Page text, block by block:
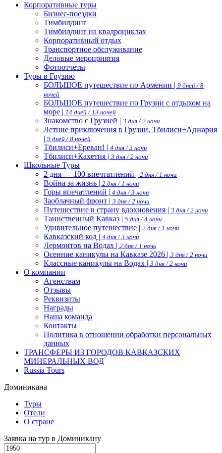
Корпоративные туры
Бизнес-поездки
Тимбилдинг
Тимбилдинг на квадроциклах
Корпоративный отдых
Транспортное обслуживание
Деловые мероприятия
Фотоотчеты
Туры в Грузию
БОЛЬШОЕ путешествие по Армении | 9 дней / 8
ночей
БОЛЬШОЕ путешествие по Грузии с отдыхом на
море | 14 дней / 13 ночей
Знакомство с Грузией | 3 дня / 2 ночи
Летние приключения в Грузии, Тбилиси+Аджария
| 9 дней / 8 ночей
Тбилиси+Ереван! | 4 дня / 3 ночи
Тбилиси+Кахетия | 3 дня / 2 ночи
Школьные Туры
2 дня — 100 впечтатлений | 2 дня / 1 ночи
Война за жизнь | 2 дня / 1 ночи
Горы впечатлений | 4 дня / 3 ночи
Заоблачный фронт | 3 дня / 2 ночи
Путешествие в страну вдохновения | 3 дня / 2 ночи
Таинственный Кавказ | 5 дня / 4 ночи
Удивительное путешествие | 2 дня / 1 ночи
Кавказский код | 4 дня / 3 ночи
Лермонтов на Водах | 2 дня / 1 ночь
Осенние каникулы на Кавказе 2026 | 3 дня / 2 ночи
Классные каникулы на Водах | 3 дня / 2 ночи
О компании
Агенствам
Отзывы
Реквизиты
Награды
Наша команда
Контакты
Политика в отношении обработки персональных
данных
ТРАНСФЕРЫ ИЗ ГОРОДОВ КАВКАЗСКИХ
МИНЕРАЛЬНЫХ ВОД
Russia Tours
Доминикана
Туры
Отели
О стране
Заявка на тур в Доминикану